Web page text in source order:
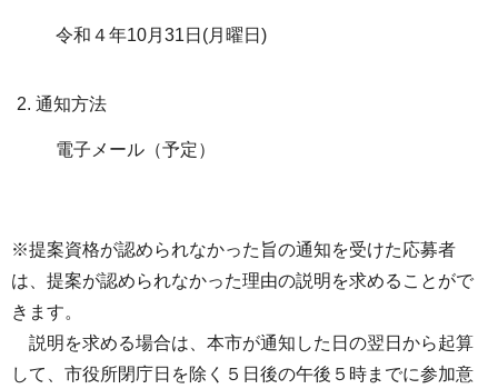
令和４年10月31日(月曜日)
通知方法
電子メール（予定）
※提案資格が認められなかった旨の通知を受けた応募者
は、提案が認められなかった理由の説明を求めることがで
きます。
説明を求める場合は、本市が通知した日の翌日から起算
して、市役所閉庁日を除く５日後の午後５時までに参加意